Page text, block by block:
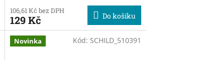
106,61 Kč bez DPH
129 Kč Do košíku
Novinka Kód: SCHILD_510391